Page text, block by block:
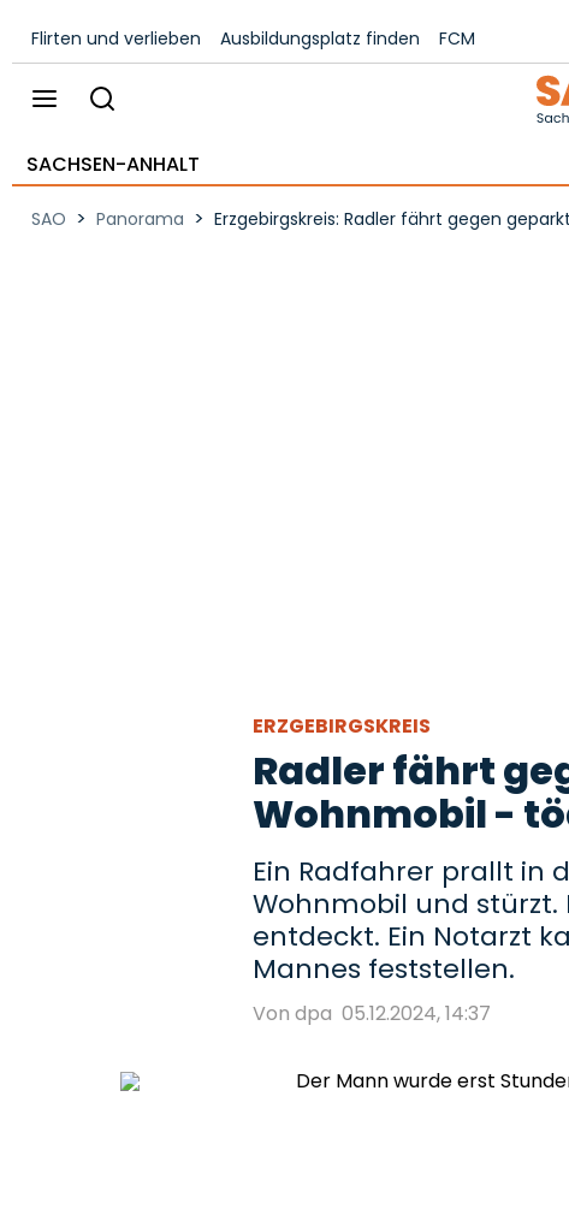
Flirten und verlieben Ausbildungsplatz finden FCM
SACHSEN-ANHALT
SAO > Panorama > Erzgebirgskreis: Radler fährt gegen
ERZGEBIRGSKREIS
Radler fährt
Wohnmobil -
Ein Radfahrer prallt in
Wohnmobil und stürzt.
entdeckt. Ein Notarzt
Mannes feststellen.
Von dpa 05.12.2024, 14:37